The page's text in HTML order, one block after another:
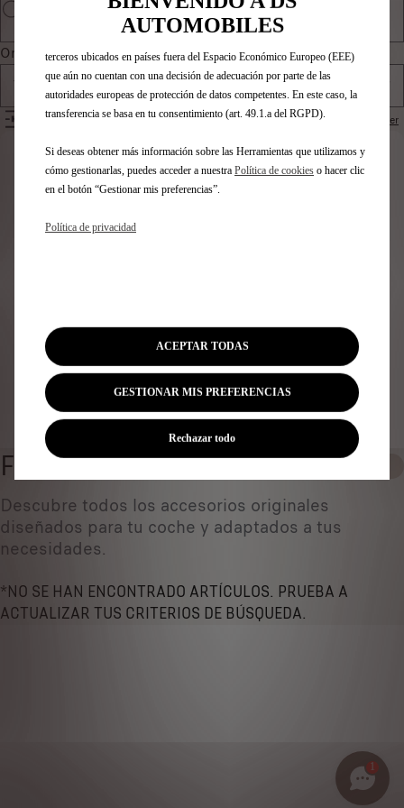
Ordenar por
Todos los productos
FILTROS Restablecer
Identifica tu vehículo
ver los accesorios compatibles
Número de matrícula*
FUNDAS PARA COCHE
Descubre todos los accesorios originales
diseñados ​​para tu coche y adaptados a tus
necesidades.
*NO SE HAN ENCONTRADO ARTÍCULOS. PRUEBA A
ACTUALIZAR TUS CRITERIOS DE BÚSQUEDA.
AUTOMOBILES
también puede utilizar Herramientas de terceros para mostrar publicidad
terceros ubicados en países fuera del Espacio Económico Europeo (EEE)
que aún no cuentan con una decisión de adecuación por parte de las
autoridades europeas de protección de datos competentes. En este caso, la
transferencia se basa en tu consentimiento (art. 49.1.a del RGPD).
Si deseas obtener más información sobre las Herramientas que utilizamos y
cómo gestionarlas, puedes acceder a nuestra Política de cookies o hacer clic
en el botón “Gestionar mis preferencias”.
Política de privacidad
GESTIONAR MIS PREFERENCIAS
ACEPTAR TODAS
Rechazar todo